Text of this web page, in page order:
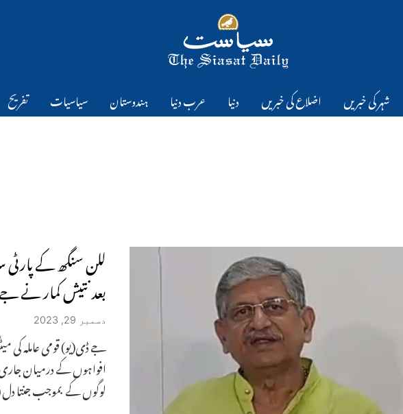
شہر کی خبریں اضلاع کی خبریں دنیا عرب دنیا ہندوستان سیاسیات تفریح
للن سنگھ کے
بعد نتیش کمار نے
دسمبر 29, 2023
جے ڈی(یو) قومی عاملہ
افواہوں کے درمیان
لوگوں کے بموجب جنتا دل